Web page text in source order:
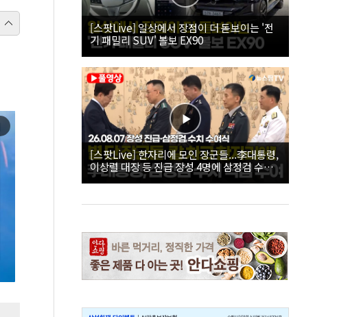
[스팟Live] 일상에서 장점이 더 돋보이는 '전
기 패밀리 SUV' 볼보 EX90
[스팟Live] 한자리에 모인 장군들...李대통령,
이상렬 대장 등 진급 장성 4명에 삼정검 수치
직접 수여｜26.08.07 장성 진급·삼정검 수치